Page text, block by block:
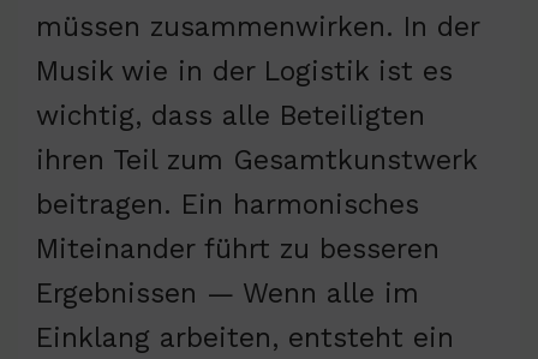
müssen zusammenwirken. In der
Musik wie in der Logistik ist es
wichtig, dass alle Beteiligten
ihren Teil zum Gesamtkunstwerk
beitragen. Ein harmonisches
Miteinander führt zu besseren
Ergebnissen — Wenn alle im
Einklang arbeiten, entsteht ein